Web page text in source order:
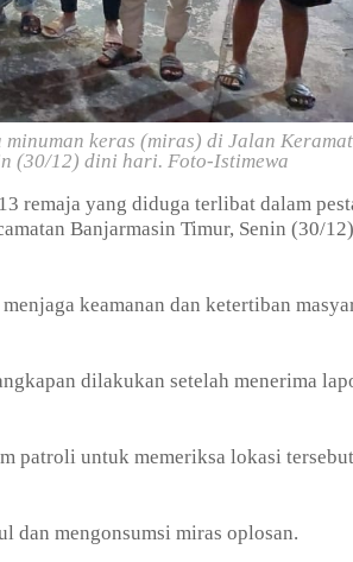
keras (miras) di Jalan
(30/12) dini hari. Foto-Istimewa
remaja yang diduga terlibat dalam
Banjarmasin Timur, Senin (30/
keamanan dan ketertiban
dilakukan setelah menerima
patroli untuk memeriksa lokasi
dan mengonsumsi miras oplosan.